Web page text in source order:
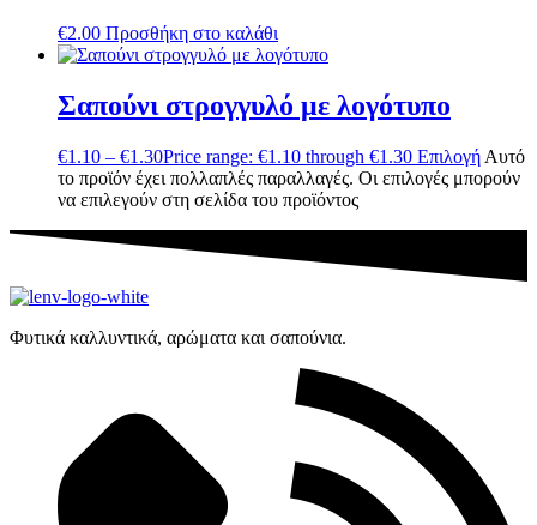
€2.00 Προσθήκη στο καλάθι
Σαπούνι στρογγυλό με λογότυπο
€1.10 – €1.30Price range: €1.10 through €1.30 Επιλογή Αυτό
το προϊόν έχει πολλαπλές παραλλαγές. Οι επιλογές μπορούν
να επιλεγούν στη σελίδα του προϊόντος
Φυτικά καλλυντικά, αρώματα και σαπούνια.